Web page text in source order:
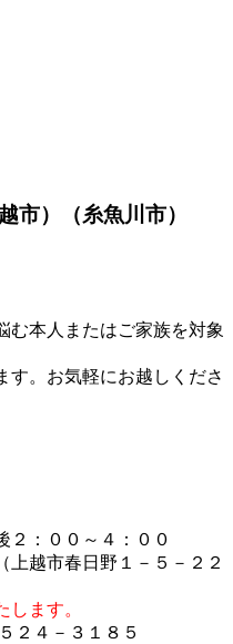
市）（糸魚川市）
む本人またはご家族を対象
す。お気軽にお越しくださ
：００～４：００
越市春日野１－５－２２
ます。
２４－３１８５